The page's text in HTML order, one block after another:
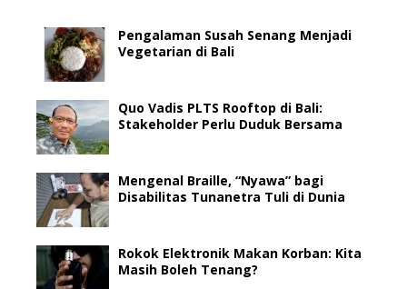
Pengalaman Susah Senang Menjadi
Vegetarian di Bali
Quo Vadis PLTS Rooftop di Bali:
Stakeholder Perlu Duduk Bersama
Mengenal Braille, “Nyawa” bagi
Disabilitas Tunanetra Tuli di Dunia
Rokok Elektronik Makan Korban: Kita
Masih Boleh Tenang?